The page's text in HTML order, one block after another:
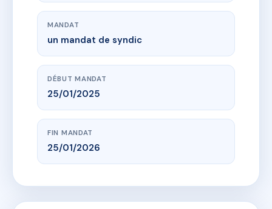
MANDAT
un mandat de syndic
DÉBUT MANDAT
25/01/2025
FIN MANDAT
25/01/2026